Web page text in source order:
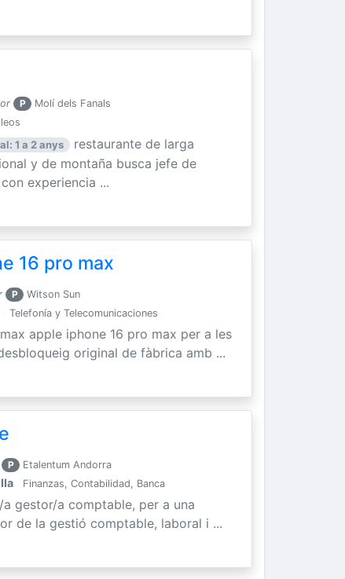
P Molí dels Fanals
1 a 2 anys
restaurante de larga
y de montaña busca jefe de
experiencia ...
16 pro max
P Witson Sun
Telefonía y Telecomunicaciones
apple iphone 16 pro max per a les
original de fàbrica amb ...
P Etalentum Andorra
Finanzas, Contabilidad, Banca
gestor/a comptable, per a una
de la gestió comptable, laboral i ...